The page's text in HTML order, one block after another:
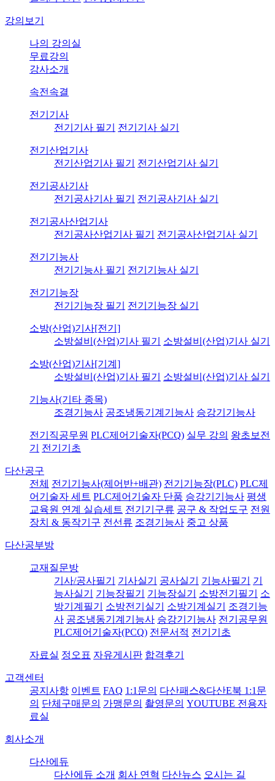
강의보기
나의 강의실
무료강의
강사소개
속전속결
전기기사
전기기사 필기
전기기사 실기
전기산업기사
전기산업기사 필기
전기산업기사 실기
전기공사기사
전기공사기사 필기
전기공사기사 실기
전기공사산업기사
전기공사산업기사 필기
전기공사산업기사 실기
전기기능사
전기기능사 필기
전기기능사 실기
전기기능장
전기기능장 필기
전기기능장 실기
소방(산업)기사[전기]
소방설비(산업)기사 필기
소방설비(산업)기사 실기
소방(산업)기사[기계]
소방설비(산업)기사 필기
소방설비(산업)기사 실기
기능사(기타 종목)
조경기능사 공조냉동기계기능사 승강기기능사
전기직공무원 PLC제어기술자(PCQ) 실무 강의 왕초보전
기
전기기초
다산공구
전체 전기기능사(제어반+배관) 전기기능장(PLC) PLC제
어기술자 세트 PLC제어기술자 단품 승강기기능사 평생
교육원 연계 실습세트 전기기구류 공구 & 작업도구 전원
장치 & 동작기구 전선류 조경기능사 중고 상품
다산공부방
교재질문방
기사/공사필기
기사실기 공사실기 기능사필기
기
능사실기
기능장필기 기능장실기 소방전기필기
소
방기계필기
소방전기실기 소방기계실기
조경기능
사 공조냉동기계기능사 승강기기능사 전기공무원
PLC제어기술자(PCQ) 전문서적 전기기초
자료실 정오표 자유게시판 합격후기
고객센터
공지사항 이벤트 FAQ 1:1문의 다산패스&다산E북 1:1문
의 단체구매문의 가맹문의 촬영문의 YOUTUBE 전용자
료실
회사소개
다산에듀
다산에듀 소개 회사 연혁 다산뉴스 오시는 길